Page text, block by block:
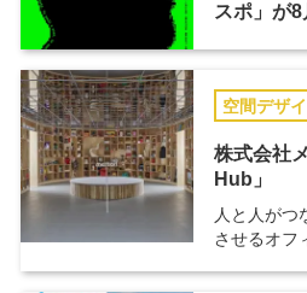
スポ」が
空間デザ
株式会社
Hub」
人と人がつ
させるオフ